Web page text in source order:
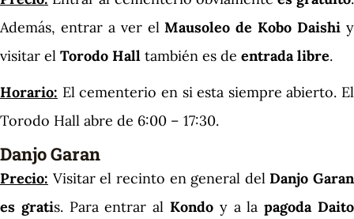
Además, entrar a ver elMausoleo de Kobo Daishi y
visitar el Torodo Hall también es de entrada libre.
Horario: El cementerio en si esta siempre abierto. El
Torodo Hall abre de 6:00 – 17:30.
Danjo Garan
Precio: Visitar el recinto en general delDanjo Garan
es gratis. Para entrar alKondo y a lapagoda Daito